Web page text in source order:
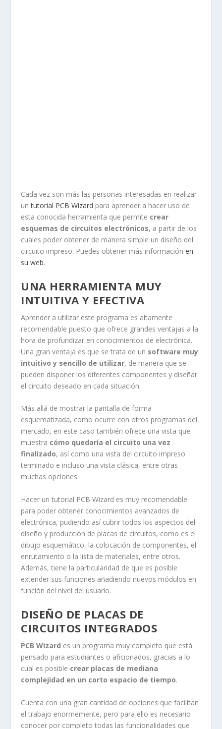
Cada vez son más las personas interesadas en realizar
untutorial PCB Wizard para aprender a hacer uso de
esta conocida herramienta que permite crear
esquemas de circuitos electrónicos, a partir de los
cuales poder obtener de manera simple un diseño del
circuito impreso. Puedes obtener más informaciónen
su web.
UNA HERRAMIENTA MUY
INTUITIVA Y EFECTIVA
Aprender a utilizar este programa es altamente
recomendable puesto que ofrece grandes ventajas a la
hora de profundizar en conocimientos de electrónica.
Una gran ventaja es que se trata de un software muy
intuitivo y sencillo de utilizar, de manera que se
pueden disponer los diferentes componentes y diseñar
el circuito deseado en cada situación.
Más allá de mostrar la pantalla de forma
esquematizada, como ocurre con otros programas del
mercado, en este caso también ofrece una vista que
muestra cómo quedaría el circuito una vez
finalizado, así como una vista del circuito impreso
terminado e incluso una vista clásica, entre otras
muchas opciones.
Hacer un tutorial PCB Wizard es muy recomendable
para poder obtener conocimientos avanzados de
electrónica, pudiendo así cubrir todos los aspectos del
diseño y producción de placas de circuitos, como es el
dibujo esquemático, la colocación de componentes, el
enrutamiento o la lista de materiales, entre otros.
Además, tiene la particularidad de que es posible
extender sus funciones añadiendo nuevos módulos en
función del nivel del usuario.
DISEÑO DE PLACAS DE
CIRCUITOS INTEGRADOS
PCB Wizard es un programa muy completo que está
pensado para estudiantes o aficionados, gracias a lo
cual es posible crear placas de mediana
complejidad en un corto espacio de tiempo.
Cuenta con una gran cantidad de opciones que facilitan
el trabajo enormemente, pero para ello es necesario
conocer por completo todas las funcionalidades que